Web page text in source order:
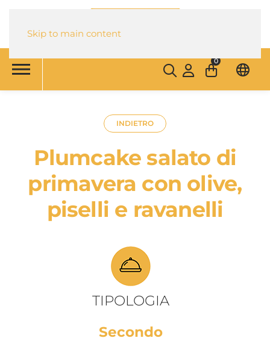
Skip to main content
0
INDIETRO
Plumcake salato di
primavera con olive,
piselli e ravanelli
TIPOLOGIA
Secondo